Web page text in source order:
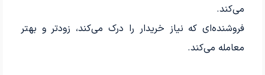
می‌کند.
فروشنده‌ای که نیاز خریدار را درک می‌کند، زودتر و بهتر
معامله می‌کند.